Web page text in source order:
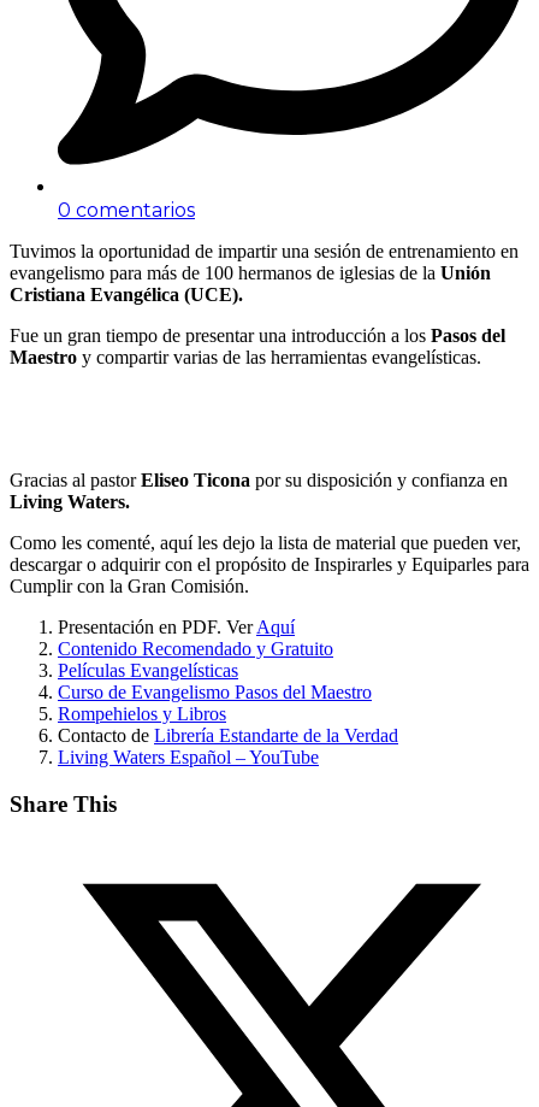
0 comentarios
Tuvimos la oportunidad de impartir una sesión de entrenamiento en
evangelismo para más de 100 hermanos de iglesias de la Unión
Cristiana Evangélica (UCE).
Fue un gran tiempo de presentar una introducción a los Pasos del
Maestro y compartir varias de las herramientas evangelísticas.
Gracias al pastorEliseo Ticona por su disposición y confianza en
Living Waters.
Como les comenté, aquí les dejo la lista de material que pueden ver,
descargar o adquirir con el propósito de Inspirarles y Equiparles para
Cumplir con la Gran Comisión.
Presentación en PDF. VerAquí
Contenido Recomendado y Gratuito
Películas Evangelísticas
Curso de Evangelismo Pasos del Maestro
Rompehielos y Libros
Contacto de Librería Estandarte de la Verdad
Living Waters Español – YouTube
Share This